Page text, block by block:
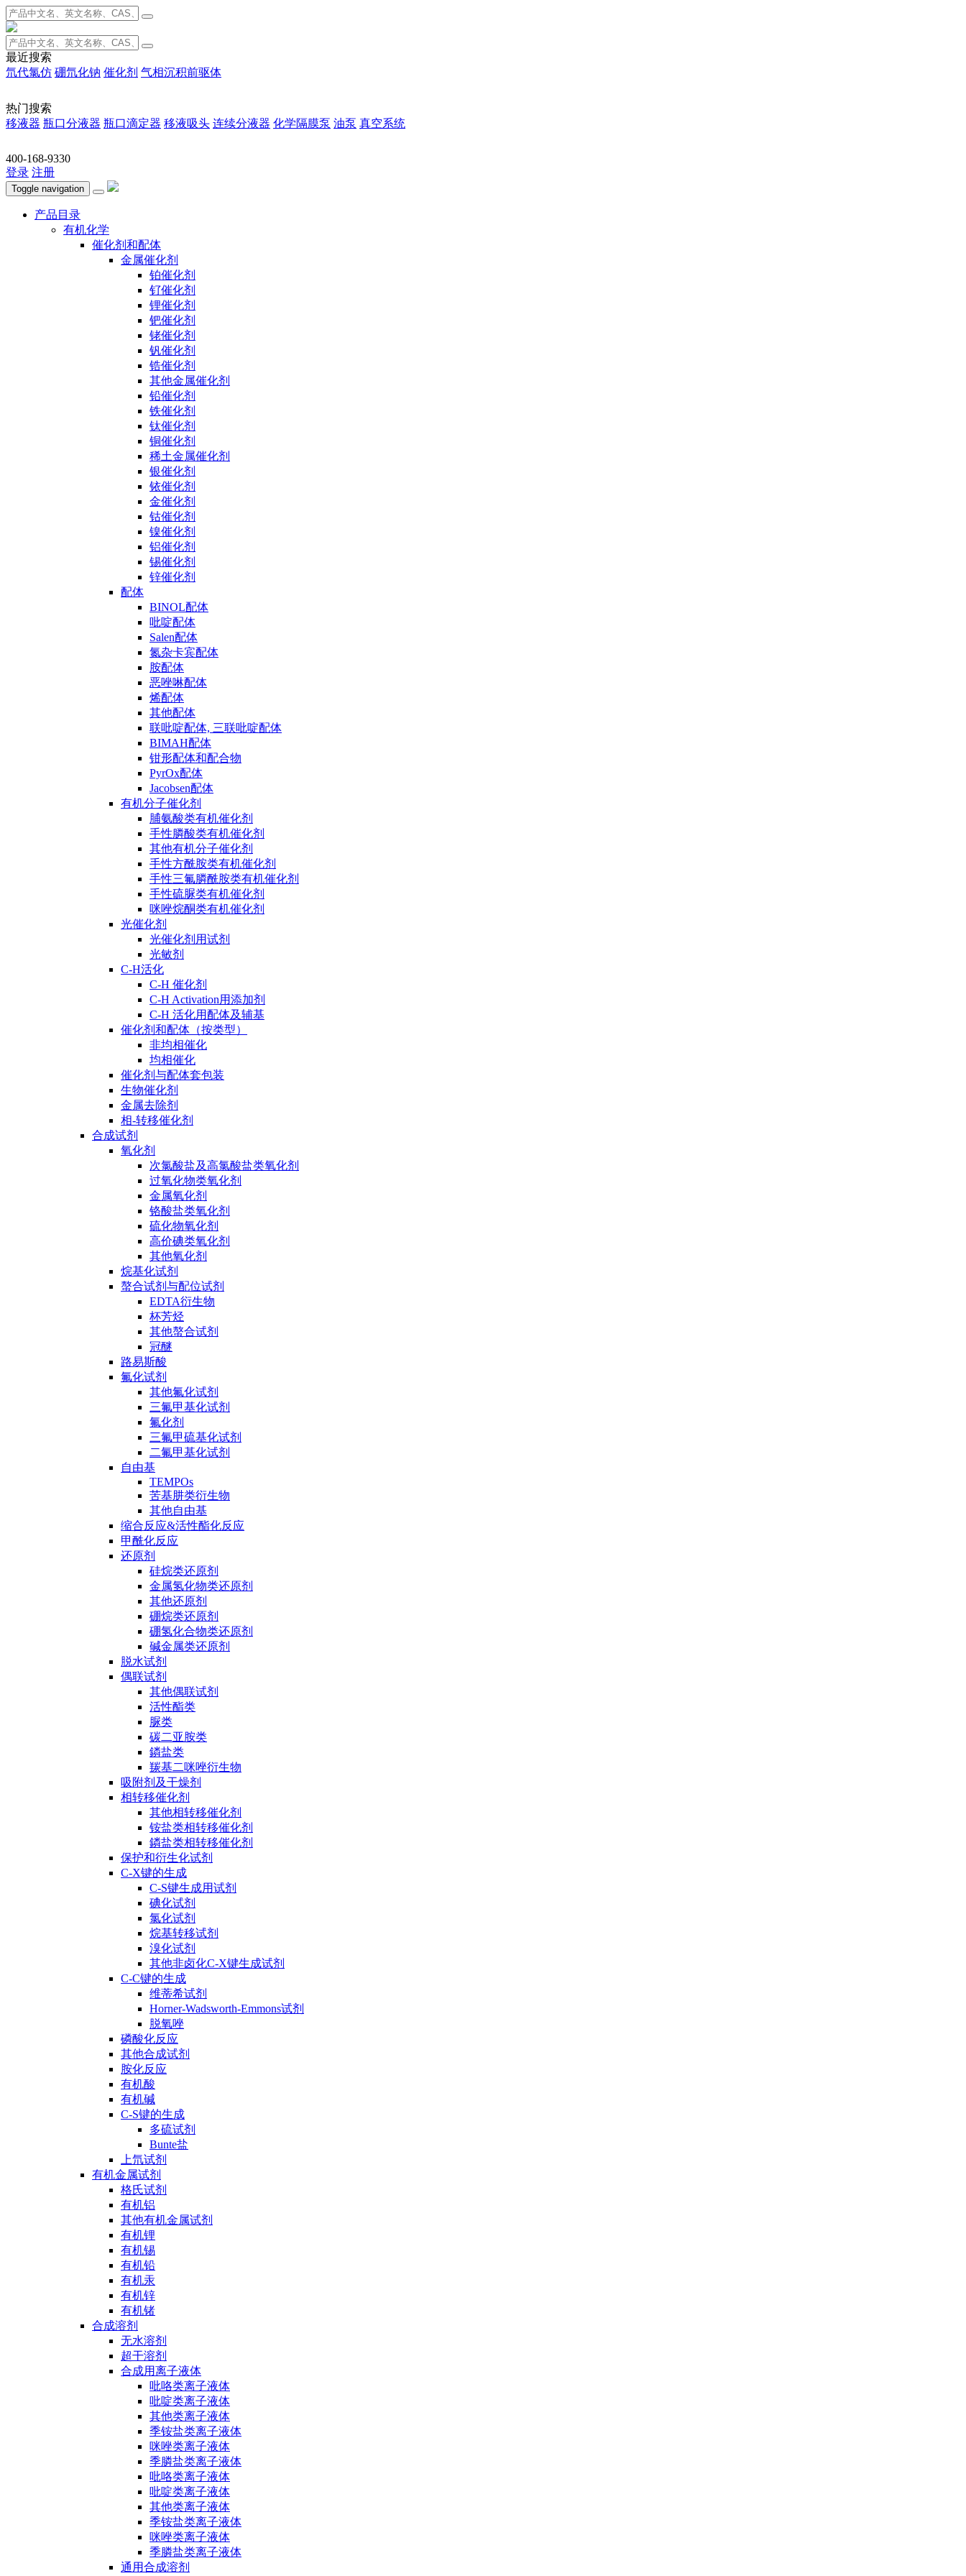
最近搜索
氘代氯仿 硼氘化钠 催化剂 气相沉积前驱体
热门搜索
移液器 瓶口分液器 瓶口滴定器 移液吸头 连续分液器 化学隔膜泵 油泵 真空系统
400-168-9330
登录 注册
Toggle navigation
产品目录
有机化学
催化剂和配体
金属催化剂
铂催化剂
钌催化剂
锂催化剂
钯催化剂
铑催化剂
钒催化剂
锆催化剂
其他金属催化剂
铅催化剂
铁催化剂
钛催化剂
铜催化剂
稀土金属催化剂
银催化剂
铱催化剂
金催化剂
钴催化剂
镍催化剂
铝催化剂
锡催化剂
锌催化剂
配体
BINOL配体
吡啶配体
Salen配体
氮杂卡宾配体
胺配体
恶唑啉配体
烯配体
其他配体
联吡啶配体, 三联吡啶配体
BIMAH配体
钳形配体和配合物
PyrOx配体
Jacobsen配体
有机分子催化剂
脯氨酸类有机催化剂
手性膦酸类有机催化剂
其他有机分子催化剂
手性方酰胺类有机催化剂
手性三氟膦酰胺类有机催化剂
手性硫脲类有机催化剂
咪唑烷酮类有机催化剂
光催化剂
光催化剂用试剂
光敏剂
C-H活化
C-H 催化剂
C-H Activation用添加剂
C-H 活化用配体及辅基
催化剂和配体（按类型）
非均相催化
均相催化
催化剂与配体套包装
生物催化剂
金属去除剂
相-转移催化剂
合成试剂
氧化剂
次氯酸盐及高氯酸盐类氧化剂
过氧化物类氧化剂
金属氧化剂
铬酸盐类氧化剂
硫化物氧化剂
高价碘类氧化剂
其他氧化剂
烷基化试剂
螯合试剂与配位试剂
EDTA衍生物
杯芳烃
其他螯合试剂
冠醚
路易斯酸
氟化试剂
其他氟化试剂
三氟甲基化试剂
氟化剂
三氟甲硫基化试剂
二氟甲基化试剂
自由基
TEMPOs
苦基肼类衍生物
其他自由基
缩合反应&活性酯化反应
甲酰化反应
还原剂
硅烷类还原剂
金属氢化物类还原剂
其他还原剂
硼烷类还原剂
硼氢化合物类还原剂
碱金属类还原剂
脱水试剂
偶联试剂
其他偶联试剂
活性酯类
脲类
碳二亚胺类
鏻盐类
羰基二咪唑衍生物
吸附剂及干燥剂
相转移催化剂
其他相转移催化剂
铵盐类相转移催化剂
鏻盐类相转移催化剂
保护和衍生化试剂
C-X键的生成
C-S键生成用试剂
碘化试剂
氯化试剂
烷基转移试剂
溴化试剂
其他非卤化C-X键生成试剂
C-C键的生成
维蒂希试剂
Horner-Wadsworth-Emmons试剂
脱氧唑
磷酸化反应
其他合成试剂
胺化反应
有机酸
有机碱
C-S键的生成
多硫试剂
Bunte盐
上氘试剂
有机金属试剂
格氏试剂
有机铝
其他有机金属试剂
有机锂
有机锡
有机铅
有机汞
有机锌
有机锗
合成溶剂
无水溶剂
超干溶剂
合成用离子液体
吡咯类离子液体
吡啶类离子液体
其他类离子液体
季铵盐类离子液体
咪唑类离子液体
季膦盐类离子液体
吡咯类离子液体
吡啶类离子液体
其他类离子液体
季铵盐类离子液体
咪唑类离子液体
季膦盐类离子液体
通用合成溶剂